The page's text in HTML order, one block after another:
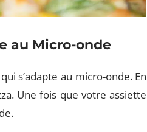
au Micro-onde
s’adapte au micro-onde. En
Une fois que votre assiette